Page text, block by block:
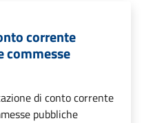
corrente
commesse
di conto corrente
pubbliche